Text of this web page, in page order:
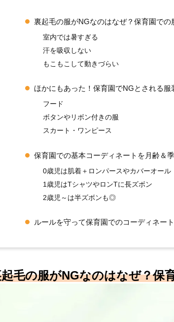
裏起毛の服がNGなのはなぜ？保育園での
室内では暑すぎる
汗を吸収しない
もこもこして動きづらい
ほかにもあった！保育園でNGとされる服
フード
ボタンやリボン付きの服
スカート・ワンピース
保育園での基本コーディネートを月齢＆
0歳児は肌着＋ロンパースやカバーオール
1歳児はTシャツやロンTに長ズボン
2歳児～は半ズボンも◎
ルールを守って保育園でのコーディネー
毛の服がNGなのはなぜ？保